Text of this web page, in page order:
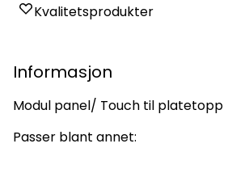
Kvalitetsprodukter
Informasjon
Modul panel/ Touch til platetopp
Passer blant annet: